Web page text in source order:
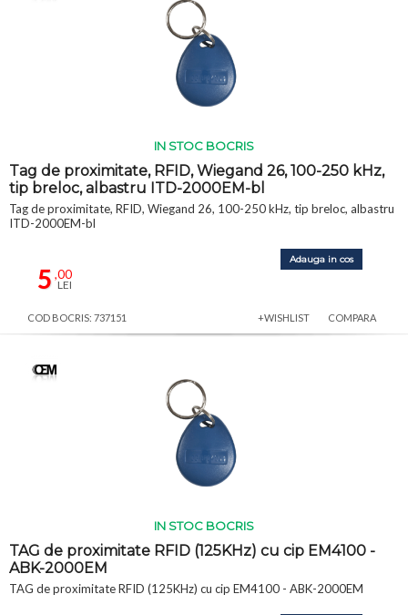
IN STOC BOCRIS
Tag de proximitate, RFID, Wiegand 26, 100-250 kHz,
tip breloc, albastru ITD-2000EM-bl
Tag de proximitate, RFID, Wiegand 26, 100-250 kHz, tip breloc, albastru
ITD-2000EM-bl
5 ,00
LEI
Adauga in cos
COD BOCRIS: 737151 +WISHLIST COMPARA
IN STOC BOCRIS
TAG de proximitate RFID (125KHz) cu cip EM4100 -
ABK-2000EM
TAG de proximitate RFID (125KHz) cu cip EM4100 - ABK-2000EM